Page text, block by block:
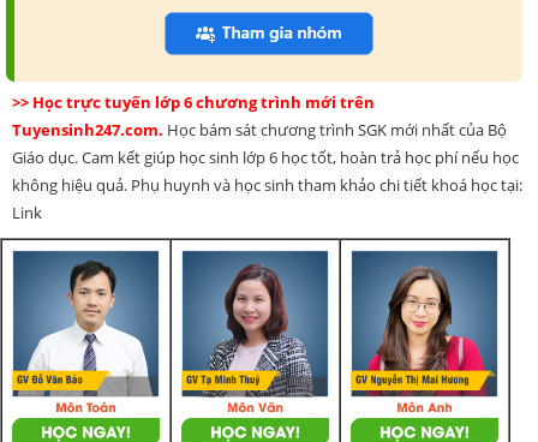
>> Học trực tuyến lớp 6 chương trình mới trên
Tuyensinh247.com. Học bám sát chương trình SGK mới nhất của Bộ
Giáo dục. Cam kết giúp học sinh lớp 6 học tốt, hoàn trả học phí nếu học
không hiệu quả. Phụ huynh và học sinh tham khảo chi tiết khoá học tại:
Link